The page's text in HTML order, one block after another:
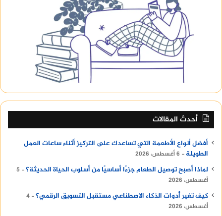
بدون إجازات مقابل 6000 جنيه، ولكن هذا الخيار لا يزال
في مرحلة المناقشة.
أحدث المقالات
أفضل أنواع الأطعمة التي تساعدك على التركيز أثناء ساعات العمل
الطويلة
6 أغسطس، 2026
لماذا أصبح توصيل الطعام جزءًا أساسيًا من أسلوب الحياة الحديثة؟
5
أغسطس، 2026
كيف تغير أدوات الذكاء الاصطناعي مستقبل التسويق الرقمي؟ 4
أغسطس، 2026